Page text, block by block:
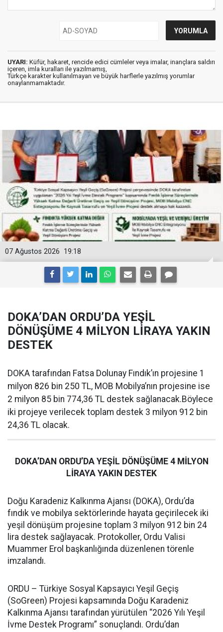
UYARI: Küfür, hakaret, rencide edici cümleler veya imalar, inançlara saldırı
içeren, imla kuralları ile yazılmamış,
Türkçe karakter kullanılmayan ve büyük harflerle yazılmış yorumlar
onaylanmamaktadır.
19:18
07 Ağustos 2026
DOKA’DAN ORDU’DA YEŞİL
DÖNÜŞÜME 4 MİLYON LİRAYA YAKIN
DESTEK
DOKA tarafından Fatsa Dolunay Fındık’ın projesine 1
milyon 826 bin 250 TL, MOB Mobilya’nın projesine ise
2 milyon 85 bin 774,36 TL destek sağlanacak.Böylece
iki projeye verilecek toplam destek 3 milyon 912 bin
24,36 TL olacak.
DOKA’DAN ORDU’DA YEŞİL DÖNÜŞÜME 4 MİLYON
LİRAYA YAKIN DESTEK
Doğu Karadeniz Kalkınma Ajansı (DOKA), Ordu’da
fındık ve mobilya sektörlerinde hayata geçirilecek iki
yeşil dönüşüm projesine toplam 3 milyon 912 bin 24
lira destek sağlayacak. Protokoller, Ordu Valisi
Muammer Erol başkanlığında düzenlenen törenle
imzalandı.
ORDU – Türkiye Sosyal Kapsayıcı Yeşil Geçiş
(SoGreen) Projesi kapsamında Doğu Karadeniz
Kalkınma Ajansı tarafından yürütülen “2026 Yılı Yeşil
İvme Destek Programı” sonuçlandı. Ordu’dan